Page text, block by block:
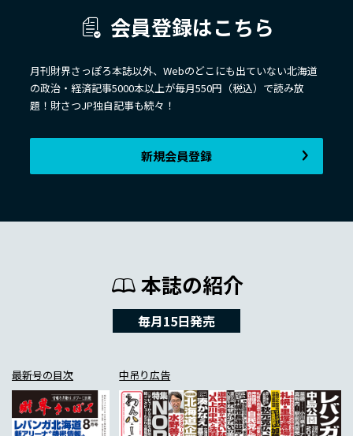
会員登録はこちら
月刊財界さっぽろ本誌以外、Webのどこにも出ていない北海道
の政治・経済記事5000本以上が毎月550円（税込）で読み放
題！財さつJP独自記事も続々！
新規会員登録
本誌の紹介
毎月15日発売
最新号の目次 中吊り広告